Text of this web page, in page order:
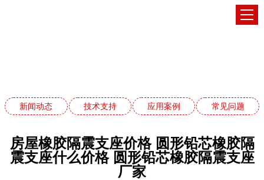
新闻动态 技术支持 应用案例 常见问题
房屋橡胶隔震支座价格 圆形铅芯橡胶隔
震支座什么价格 圆形铅芯橡胶隔震支座
厂家